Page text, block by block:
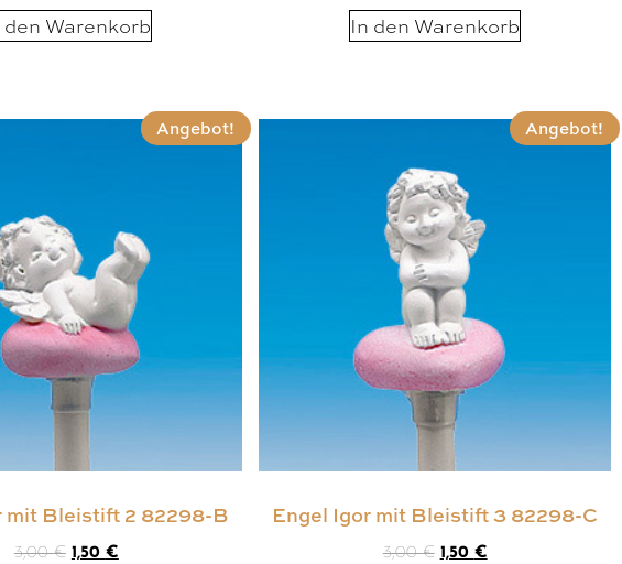
den Warenkorb In den Warenkorb
Angebot!
mit Bleistift 2 82298-B
3,00€ 1,50 €
Angebot!
Engel Igor mit Bleistift 3 82298-C
3,00€ 1,50 €